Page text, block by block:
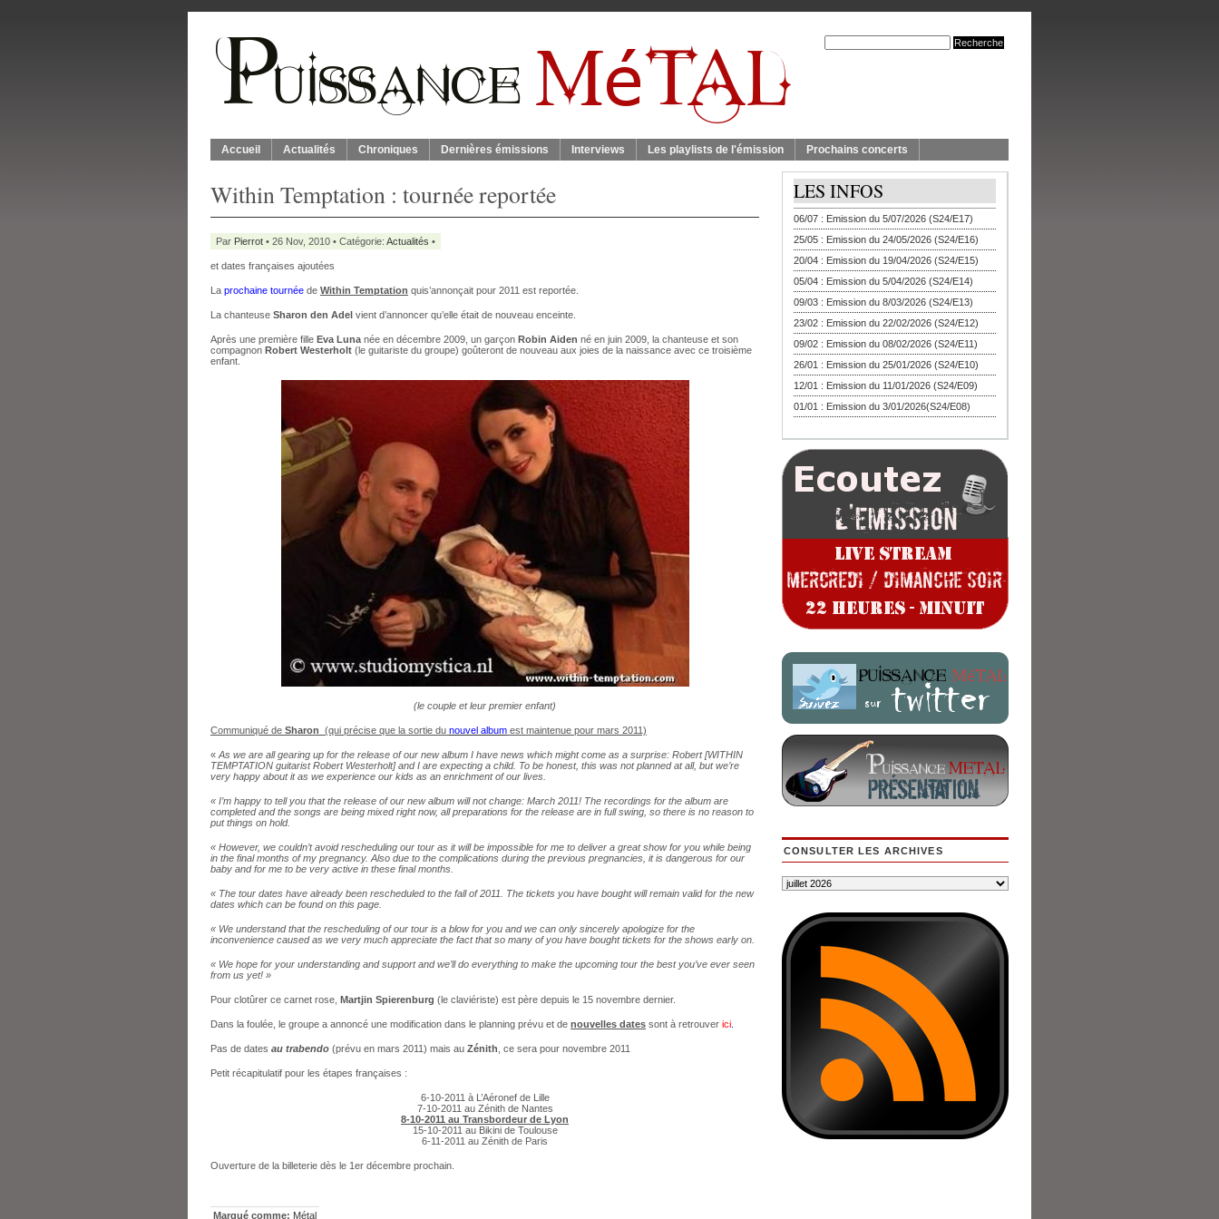
Accueil Actualités Chroniques Dernières émissions Interviews Les playlists de l'émission Prochains concerts
Within Temptation : tournée reportée
Par Pierrot • 26 Nov, 2010 • Catégorie: Actualités •
et dates françaises ajoutées
La prochaine tournée de Within Temptation quis’annonçait pour 2011 est reportée.
La chanteuse Sharon den Adel vient d’annoncer qu’elle était de nouveau enceinte.
Après une première fille Eva Luna née en décembre 2009, un garçon Robin Aiden né en juin 2009, la chanteuse et son
compagnon Robert Westerholt (le guitariste du groupe) goûteront de nouveau aux joies de la naissance avec ce troisième
enfant.
(le couple et leur premier enfant)
Communiqué de Sharon (qui précise que la sortie du nouvel album est maintenue pour mars 2011)
« As we are all gearing up for the release of our new album I have news which might come as a surprise: Robert [WITHIN
TEMPTATION guitarist Robert Westerholt] and I are expecting a child. To be honest, this was not planned at all, but we’re
very happy about it as we experience our kids as an enrichment of our lives.
« I’m happy to tell you that the release of our new album will not change: March 2011! The recordings for the album are
completed and the songs are being mixed right now, all preparations for the release are in full swing, so there is no reason to
put things on hold.
« However, we couldn’t avoid rescheduling our tour as it will be impossible for me to deliver a great show for you while being
in the final months of my pregnancy. Also due to the complications during the previous pregnancies, it is dangerous for our
baby and for me to be very active in these final months.
« The tour dates have already been rescheduled to the fall of 2011. The tickets you have bought will remain valid for the new
dates which can be found on this page.
« We understand that the rescheduling of our tour is a blow for you and we can only sincerely apologize for the
inconvenience caused as we very much appreciate the fact that so many of you have bought tickets for the shows early on.
« We hope for your understanding and support and we’ll do everything to make the upcoming tour the best you’ve ever seen
from us yet! »
Pour clotûrer ce carnet rose, Martjin Spierenburg (le claviériste) est père depuis le 15 novembre dernier.
Dans la foulée, le groupe a annoncé une modification dans le planning prévu et de nouvelles dates sont à retrouver ici
Pas de dates au trabendo (prévu en mars 2011) mais au Zénith , ce sera pour novembre 2011
Petit récapitulatif pour les étapes françaises :
6-10-2011 à L’Aéronef de Lille
7-10-2011 au Zénith de Nantes
8-10-2011 au Transbordeur de Lyon
15-10-2011 au Bikini de Toulouse
6-11-2011 au Zénith de Paris
Ouverture de la billeterie dès le 1er décembre prochain.
Marqué comme: Métal
LES INFOS
06/07 : Emission du 5/07/2026 (S24/E17)
25/05 : Emission du 24/05/2026 (S24/E16)
20/04 : Emission du 19/04/2026 (S24/E15)
05/04 : Emission du 5/04/2026 (S24/E14)
09/03 : Emission du 8/03/2026 (S24/E13)
23/02 : Emission du 22/02/2026 (S24/E12)
09/02 : Emission du 08/02/2026 (S24/E11)
26/01 : Emission du 25/01/2026 (S24/E10)
12/01 : Emission du 11/01/2026 (S24/E09)
01/01 : Emission du 3/01/2026(S24/E08)
CONSULTER LES ARCHIVES